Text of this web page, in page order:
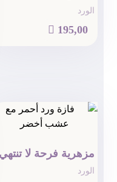
الورد
 195,00
مزهرية فرحة لا تنتهي
الورد